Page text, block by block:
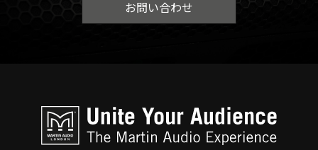
お問い合わせ